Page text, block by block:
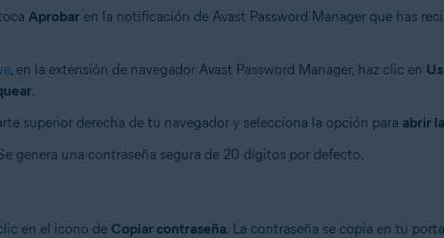
Aprobar en la notificación de Avast Password Manager que has
, en la extensión de navegador Avast Password Manager, haz clic en
.
superior derecha de tu navegador y selecciona la opción para abrir
genera una contraseña segura de 20 dígitos por defecto.
en el icono de Copiar contraseña. La contraseña se copia en tu